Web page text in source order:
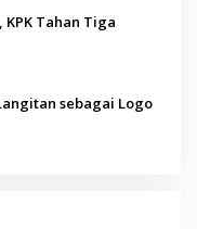
KPK Tahan Tiga
sebagai Logo